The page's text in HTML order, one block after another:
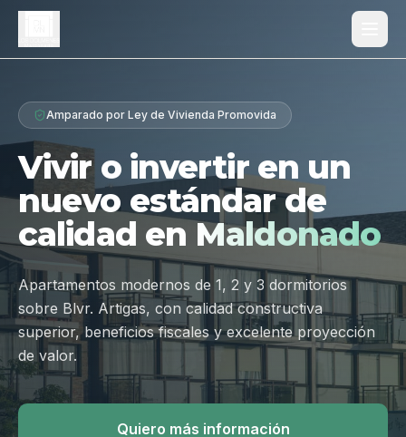
Proyecto
Diferenciales
Tipologías
Galería
Ubicación
Contacto
Hablar por WhatsApp
Amparado por Ley de Vivienda Promovida
Vivir o invertir en un
nuevo estándar de
calidad en Maldonado
Apartamentos modernos de 1, 2 y 3 dormitorios
sobre Blvr. Artigas, con calidad constructiva
superior, beneficios fiscales y excelente proyección
de valor.
Quiero más información